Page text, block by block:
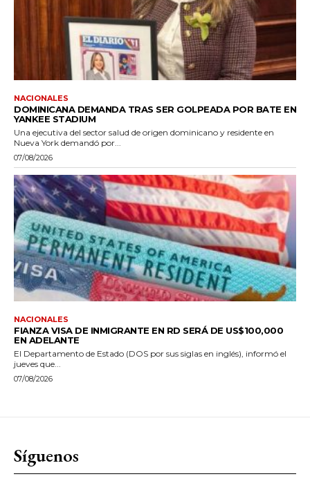
NACIONALES
DOMINICANA DEMANDA TRAS SER GOLPEADA POR BATE EN
YANKEE STADIUM
Una ejecutiva del sector salud de origen dominicano y residente en
Nueva York demandó por...
07/08/2026
NACIONALES
FIANZA VISA DE INMIGRANTE EN RD SERÁ DE US$100,000
EN ADELANTE
El Departamento de Estado (DOS por sus siglas en inglés), informó el
jueves que...
07/08/2026
Síguenos